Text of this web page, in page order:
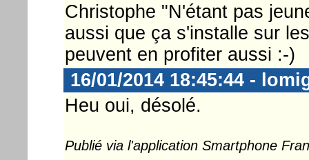
Christophe "N'étant pas
aussi que ça s'installe sur
peuvent en profiter aussi :-)
16/01/2014 18:45:44 -
Heu oui, désolé.
Publié via l'application Smartphone